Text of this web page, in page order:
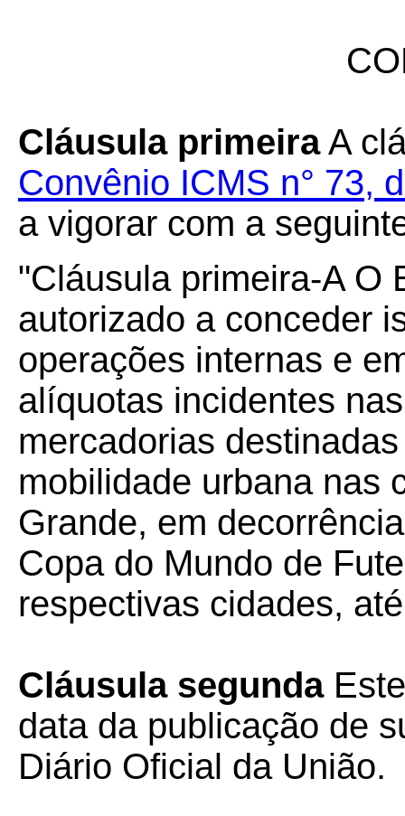
Cláusula primeiraA
Convênio ICMS n° 73,
a vigorar com a
"Cláusula primeira-A O
autorizado a conceder
operações internas e
alíquotas incidentes
mercadorias
mobilidade urbana nas
Grande, em
Copa do Mundo de
respectivas cidades,
Cláusula segunda
data da publicação de
Diário Oficial da União.